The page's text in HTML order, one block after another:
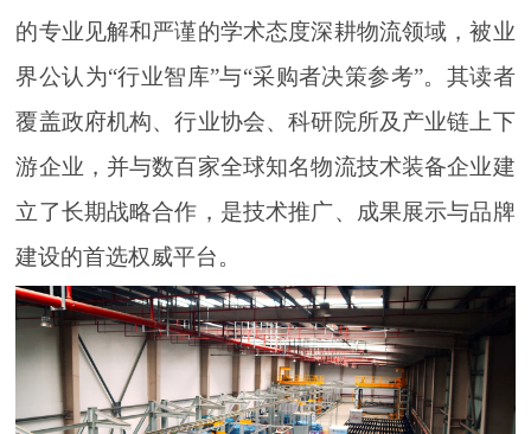
的专业见解和严谨的学术态度深耕物流领域，被业
界公认为“行业智库”与“采购者决策参考”。其读者
覆盖政府机构、行业协会、科研院所及产业链上下
游企业，并与数百家全球知名物流技术装备企业建
立了长期战略合作，是技术推广、成果展示与品牌
建设的首选权威平台。